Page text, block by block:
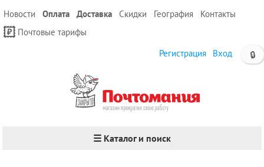
Новости Оплата Доставка Скидки География
Контакты
Почтовые тарифы
🔒
Регистрация Вход
☰ Каталог и поиск